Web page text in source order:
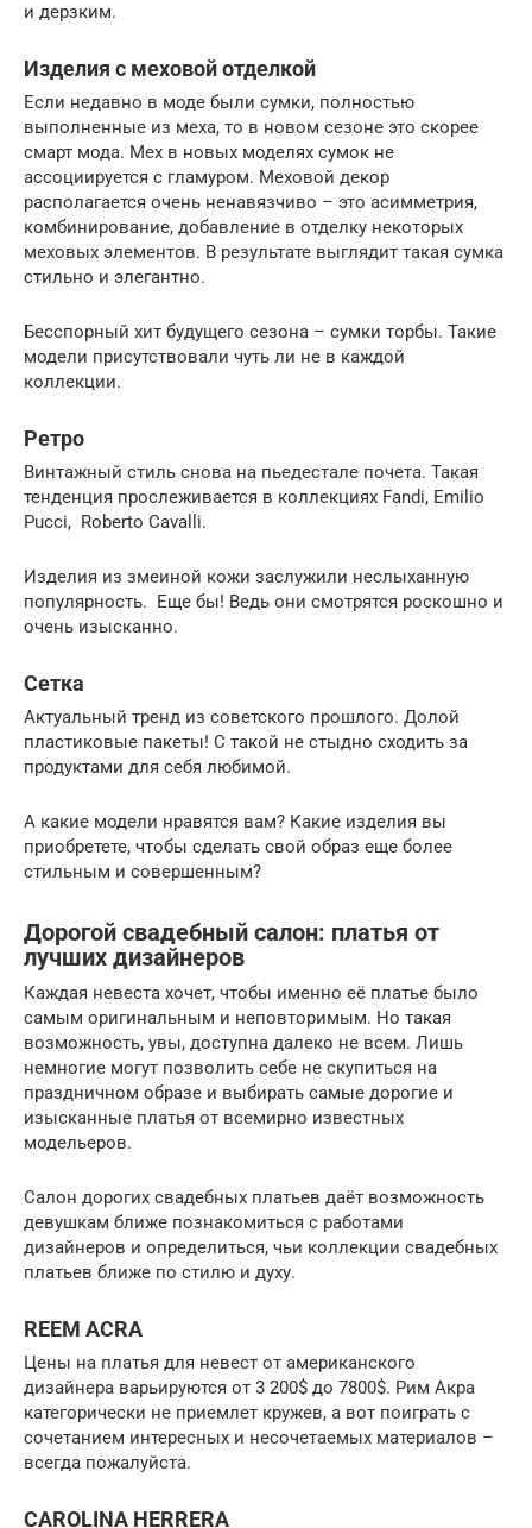
и дерзким.
Изделия с меховой отделкой
Если недавно в моде были сумки, полностью
выполненные из меха, то в новом сезоне это скорее
смарт мода. Мех в новых моделях сумок не
ассоциируется с гламуром. Меховой декор
располагается очень ненавязчиво – это асимметрия,
комбинирование, добавление в отделку некоторых
меховых элементов. В результате выглядит такая сумка
стильно и элегантно.
Бесспорный хит будущего сезона – сумки торбы. Такие
модели присутствовали чуть ли не в каждой
коллекции.
Ретро
Винтажный стиль снова на пьедестале почета. Такая
тенденция прослеживается в коллекциях Fandi, Emilio
Pucci, Roberto Cavalli.
Изделия из змеиной кожи заслужили неслыханную
популярность. Еще бы! Ведь они смотрятся роскошно и
очень изысканно.
Сетка
Актуальный тренд из советского прошлого. Долой
пластиковые пакеты! С такой не стыдно сходить за
продуктами для себя любимой.
А какие модели нравятся вам? Какие изделия вы
приобретете, чтобы сделать свой образ еще более
стильным и совершенным?
Дорогой свадебный салон: платья от
лучших дизайнеров
Каждая невеста хочет, чтобы именно её платье было
самым оригинальным и неповторимым. Но такая
возможность, увы, доступна далеко не всем. Лишь
немногие могут позволить себе не скупиться на
праздничном образе и выбирать самые дорогие и
изысканные платья от всемирно известных
модельеров.
Салон дорогих свадебных платьев даёт возможность
девушкам ближе познакомиться с работами
дизайнеров и определиться, чьи коллекции свадебных
платьев ближе по стилю и духу.
REEM ACRA
Цены на платья для невест от американского
дизайнера варьируются от 3 200$ до 7800$. Рим Акра
категорически не приемлет кружев, а вот поиграть с
сочетанием интересных и несочетаемых материалов –
всегда пожалуйста.
CAROLINA HERRERA